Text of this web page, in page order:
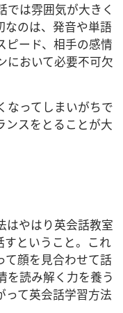
では雰囲気が大きく
なのは、発音や単語
ピード、相手の感情
において必要不可欠
なってしまいがちで
ンスをとることが大
はやはり英会話教室
すということ。これ
て顔を見合わせて話
を読み解く力を養う
って英会話学習方法